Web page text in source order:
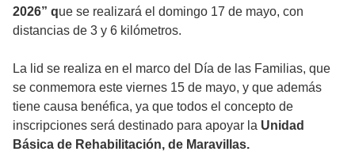
2026” que se realizará el domingo 17 de mayo, con
distancias de 3 y 6 kilómetros.
La lid se realiza en el marco del Día de las Familias, que
se conmemora este viernes 15 de mayo, y que además
tiene causa benéfica, ya que todos el concepto de
inscripciones será destinado para apoyar la Unidad
Básica de Rehabilitación, de Maravillas.